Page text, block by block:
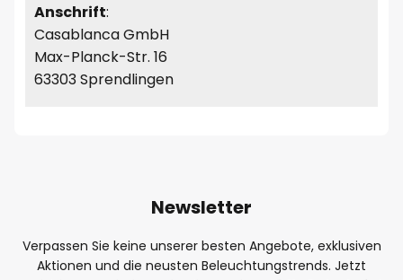
Anschrift:
Casablanca GmbH
Max-Planck-Str. 16
63303 Sprendlingen
Newsletter
Verpassen Sie keine unserer besten Angebote, exklusiven
Aktionen und die neusten Beleuchtungstrends. Jetzt